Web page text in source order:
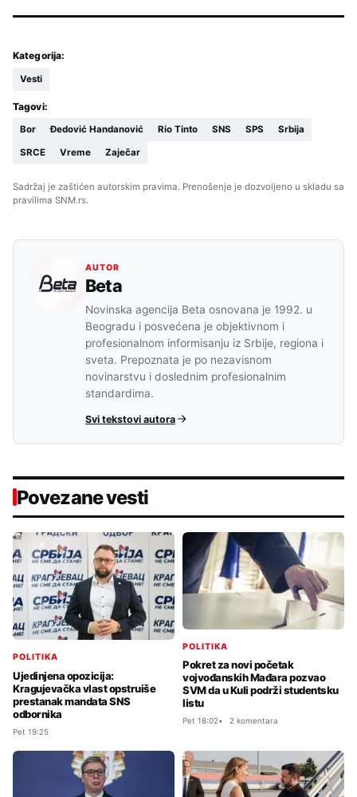
Kategorija:
Vesti
Tagovi:
Bor Đedović Handanović Rio Tinto SNS SPS Srbija
SRCE Vreme Zaječar
Sadržaj je zaštićen autorskim pravima. Prenošenje je dozvoljeno u skladu sa
pravilima SNM.rs.
AUTOR
Beta
Novinska agencija Beta osnovana je 1992. u
Beogradu i posvećena je objektivnom i
profesionalnom informisanju iz Srbije, regiona i
sveta. Prepoznata je po nezavisnom
novinarstvu i doslednim profesionalnim
standardima.
Svi tekstovi autora
Povezane vesti
POLITIKA
Ujedinjena opozicija:
Kragujevačka vlast opstruiše
prestanak mandata SNS
odbornika
Pet 19:25
POLITIKA
Pokret za novi početak
vojvođanskih Mađara pozvao
SVM da u Kuli podrži studentsku
listu
Pet 18:02 2 komentara